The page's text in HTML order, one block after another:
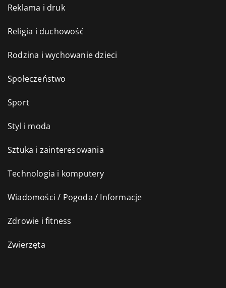
Reklama i druk
Religia i duchowość
Rodzina i wychowanie dzieci
Społeczeństwo
Sport
Styl i moda
Sztuka i zainteresowania
Technologia i komputery
Wiadomości / Pogoda / Informacje
Zdrowie i fitness
Zwierzęta